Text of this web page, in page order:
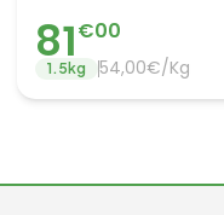
81€00
1.5kg 54,00€/Kg